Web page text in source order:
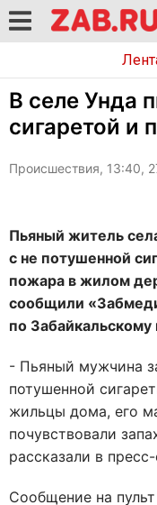
В селе Унда
сигаретой и
Происшествия, 13:40,
Пьяный житель
с не потушенной
пожара в жилом
сообщили
по Забайкальскому
- Пьяный мужчина
потушенной
жильцы дома, его
почувствовали
рассказали в
Сообщение на